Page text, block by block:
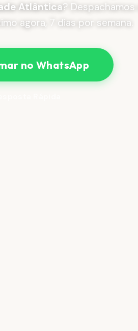
Atlântica? Despachamos
agora, 7 dias por semana.
no WhatsApp